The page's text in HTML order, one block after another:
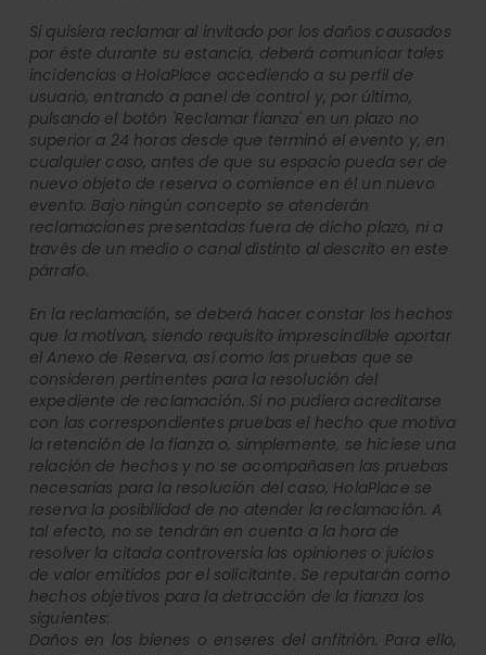
Si quisiera reclamar al invitado por los daños causados
por éste durante su estancia, deberá comunicar tales
incidencias a HolaPlace accediendo a su perfil de
usuario, entrando a panel de control y, por último,
pulsando el botón 'Reclamar fianza' en un plazo no
superior a 24 horas desde que terminó el evento y, en
cualquier caso, antes de que su espacio pueda ser de
nuevo objeto de reserva o comience en él un nuevo
evento. Bajo ningún concepto se atenderán
reclamaciones presentadas fuera de dicho plazo, ni a
través de un medio o canal distinto al descrito en este
párrafo.
En la reclamación, se deberá hacer constar los hechos
que la motivan, siendo requisito imprescindible aportar
el Anexo de Reserva, así como las pruebas que se
consideren pertinentes para la resolución del
expediente de reclamación. Si no pudiera acreditarse
con las correspondientes pruebas el hecho que motiva
la retención de la fianza o, simplemente, se hiciese una
relación de hechos y no se acompañasen las pruebas
necesarias para la resolución del caso, HolaPlace se
reserva la posibilidad de no atender la reclamación. A
tal efecto, no se tendrán en cuenta a la hora de
resolver la citada controversia las opiniones o juicios
de valor emitidos por el solicitante. Se reputarán como
hechos objetivos para la detracción de la fianza los
siguientes:
Daños en los bienes o enseres del anfitrión. Para ello,